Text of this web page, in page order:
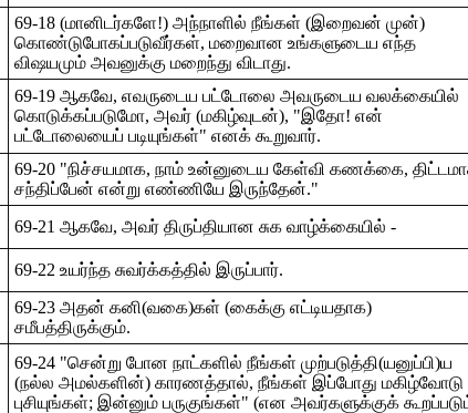
69-18 (மானிடர்களே!) அந்நாளில் நீங்கள் (இறைவன் முன்)
கொண்டுபோகப்படுவீர்கள், மறைவான உங்களுடைய எந்த
விஷயமும் அவனுக்கு மறைந்து விடாது.
69-19 ஆகவே, எவருடைய பட்டோலை அவருடைய வலக்கையில்
கொடுக்கப்படுமோ, அவர் (மகிழ்வுடன்), "இதோ! என்
பட்டோலையைப் படியுங்கள்" எனக் கூறுவார்.
69-20 "நிச்சயமாக, நாம் உன்னுடைய கேள்வி கணக்கை,
சந்திப்பேன் என்று எண்ணியே இருந்தேன்."
69-21 ஆகவே, அவர் திருப்தியான சுக வாழ்க்கையில் -
69-22 உயர்ந்த சுவர்க்கத்தில் இருப்பார்.
69-23 அதன் கனி(வகை)கள் (கைக்கு எட்டியதாக)
சமீபத்திருக்கும்.
69-24 "சென்று போன நாட்களில் நீங்கள் முற்படுத்தி(யனுப்பி)ய
(நல்ல அமல்களின்) காரணத்தால், நீங்கள் இப்போது மகிழ்வோடு
புசியுங்கள்; இன்னும் பருகுங்கள்" (என அவர்களுக்குக்